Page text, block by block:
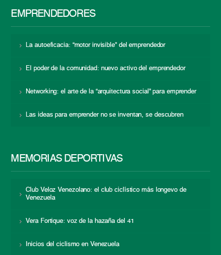
EMPRENDEDORES
La autoeficacia: “motor invisible” del emprendedor
El poder de la comunidad: nuevo activo del emprendedor
Networking: el arte de la “arquitectura social” para emprender
Las ideas para emprender no se inventan, se descubren
MEMORIAS DEPORTIVAS
Club Veloz Venezolano: el club ciclístico más longevo de
Venezuela
Vera Fortique: voz de la hazaña del 41
Inicios del ciclismo en Venezuela